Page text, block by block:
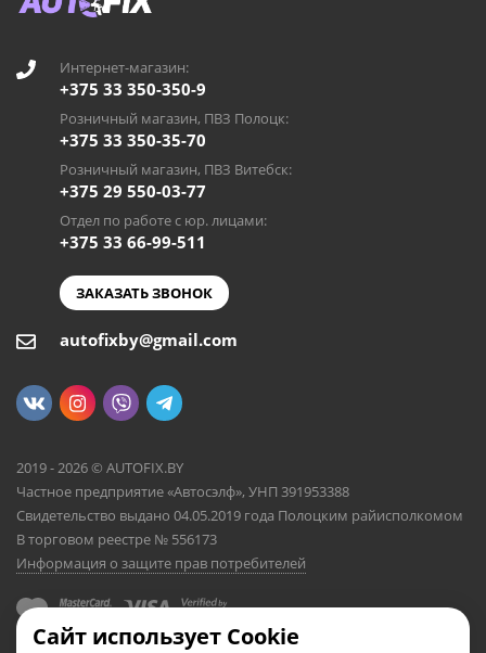
Интернет-магазин:
+375 33 350-350-9
Розничный магазин, ПВЗ Полоцк:
+375 33 350-35-70
Розничный магазин, ПВЗ Витебск:
+375 29 550-03-77
Отдел по работе с юр. лицами:
+375 33 66-99-511
ЗАКАЗАТЬ ЗВОНОК
autofixby@gmail.com
2019 - 2026 © AUTOFIX.BY
Частное предприятие «Автосэлф», УНП 391953388
Свидетельство выдано 04.05.2019 года Полоцким райисполкомом
В торговом реестре № 556173
Информация о защите прав потребителей
Сайт использует Cookie